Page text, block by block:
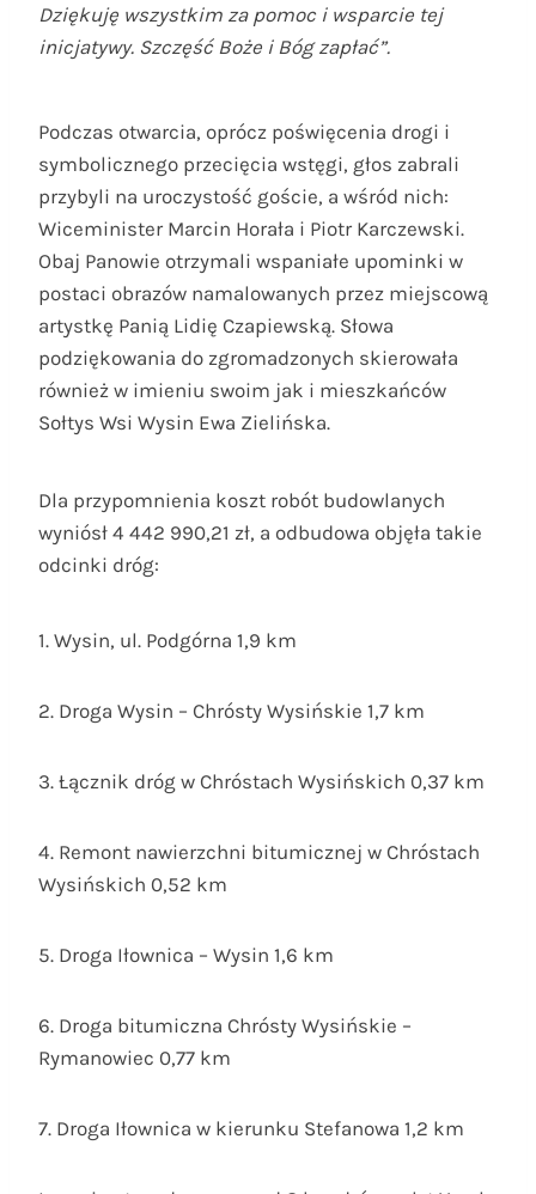
Dziękuję wszystkim za pomoc i wsparcie tej
inicjatywy. Szczęść Boże i Bóg zapłać”.
Podczas otwarcia, oprócz poświęcenia drogi i
symbolicznego przecięcia wstęgi, głos zabrali
przybyli na uroczystość goście, a wśród nich:
Wiceminister Marcin Horała i Piotr Karczewski.
Obaj Panowie otrzymali wspaniałe upominki w
postaci obrazów namalowanych przez miejscową
artystkę Panią Lidię Czapiewską. Słowa
podziękowania do zgromadzonych skierowała
również w imieniu swoim jak i mieszkańców
Sołtys Wsi Wysin Ewa Zielińska.
Dla przypomnienia koszt robót budowlanych
wyniósł 4 442 990,21 zł, a odbudowa objęła takie
odcinki dróg:
1. Wysin, ul. Podgórna 1,9 km
2. Droga Wysin – Chrósty Wysińskie 1,7 km
3. Łącznik dróg w Chróstach Wysińskich 0,37 km
4. Remont nawierzchni bitumicznej w Chróstach
Wysińskich 0,52 km
5. Droga Iłownica – Wysin 1,6 km
6. Droga bitumiczna Chrósty Wysińskie –
Rymanowiec 0,77 km
7. Droga Iłownica w kierunku Stefanowa 1,2 km